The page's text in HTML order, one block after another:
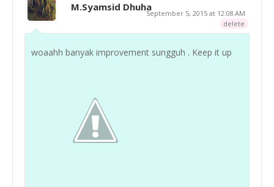
M.Syamsid Dhuha
September 5, 2015 at 12:08 AM
delete
woaahh banyak improvement sungguh . Keep it up